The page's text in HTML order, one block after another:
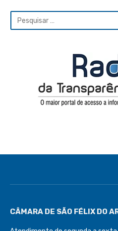
CÂMARA DE SÃO FÉLIX DO